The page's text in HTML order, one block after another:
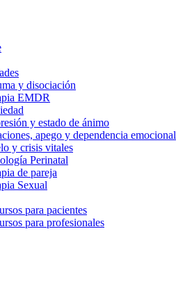
y disociación
EMDR
y estado de ánimo
apego y dependencia emocional
y crisis vitales
Perinatal
de pareja
Sexual
para pacientes
para profesionales